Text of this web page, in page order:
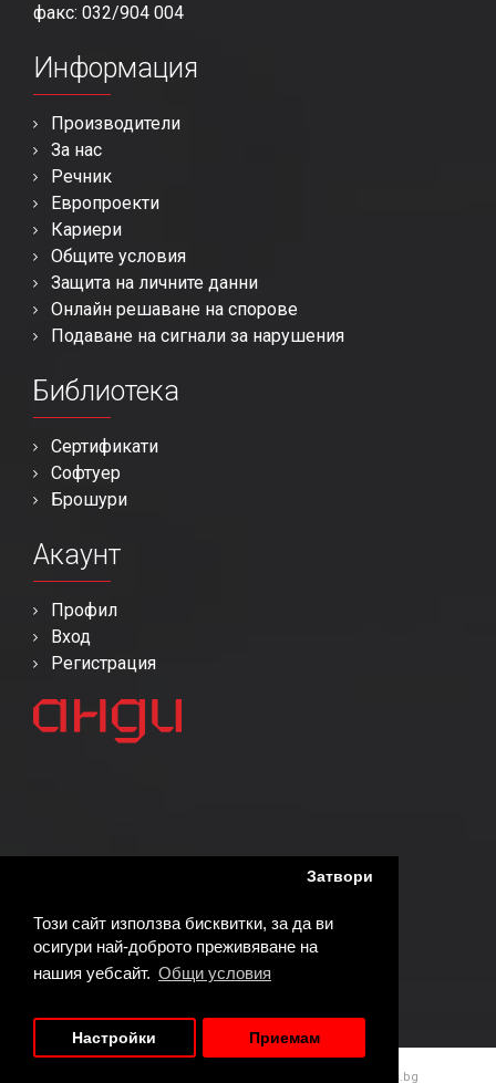
Този сайт използва бисквитки, за да ви
осигури най-доброто преживяване на
нашия уебсайт. Общи условия
Затвори
Настройки Приемам
факс: 032/904 004
Информация
Производители
За нас
Речник
Европроекти
Кариери
Общите условия
Защита на личните данни
Онлайн решаване на спорове
Подаване на сигнали за нарушения
Библиотека
Сертификати
Софтуер
Брошури
Акаунт
Профил
Вход
Регистрация
WebDreams.bg